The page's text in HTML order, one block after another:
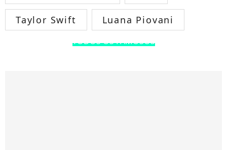
Taylor Swift Luana Piovani
TODOS OS FAMOSOS